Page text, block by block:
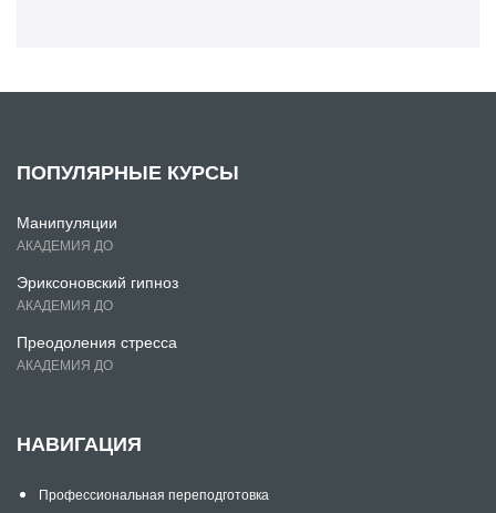
ПОПУЛЯРНЫЕ КУРСЫ
Манипуляции
АКАДЕМИЯ ДО
Эриксоновский гипноз
АКАДЕМИЯ ДО
Преодоления стресса
АКАДЕМИЯ ДО
НАВИГАЦИЯ
Профессиональная переподготовка